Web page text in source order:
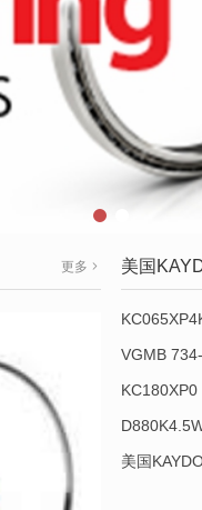
更多 美国
VGMB
美国